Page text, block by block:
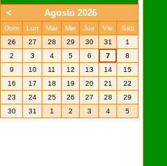
<
Agosto 2026
Dom Lun Mar Mie Jue Vie
Sáb
26
27 28 29 30 31
1
2
3 4 5 6 7
8
9
10 11 12 13 14
15
16
17 18 19 20 21
22
23
24 25 26 27 28
29
30
31 1 2 3 4 5